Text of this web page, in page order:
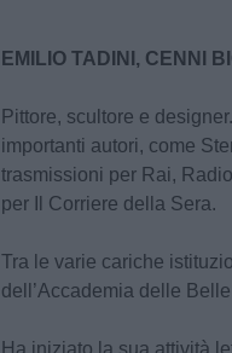
EMILIO TADINI, CENNI
Pittore, scultore e
importanti autori, come
trasmissioni per Rai,
per Il Corriere della Sera.
Tra le varie cariche
dell’Accademia delle